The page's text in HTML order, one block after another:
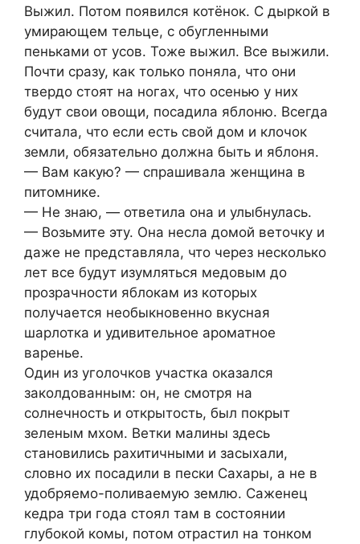
Выжил. Потом появился котёнок. С дыркой в
умирающем тельце, с обугленными
пеньками от усов. Тоже выжил. Все выжили.
Почти сразу, как только поняла, что они
твердо стоят на ногах, что осенью у них
будут свои овощи, посадила яблоню. Всегда
считала, что если есть свой дом и клочок
земли, обязательно должна быть и яблоня.
— Вам какую? — спрашивала женщина в
питомнике.
— Не знаю, — ответила она и улыбнулась.
— Возьмите эту. Она несла домой веточку и
даже не представляла, что через несколько
лет все будут изумляться медовым до
прозрачности яблокам из которых
получается необыкновенно вкусная
шарлотка и удивительное ароматное
варенье.
Один из уголочков участка оказался
заколдованным: он, не смотря на
солнечность и открытость, был покрыт
зеленым мхом. Ветки малины здесь
становились рахитичными и засыхали,
словно их посадили в пески Сахары, а не в
удобряемо-поливаемую землю. Саженец
кедра три года стоял там в состоянии
глубокой комы, потом отрастил на тонком